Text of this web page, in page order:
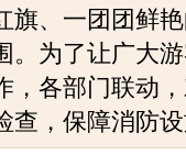
旗、一团团鲜
。为了让广大
，各部门联动
查，保障消防